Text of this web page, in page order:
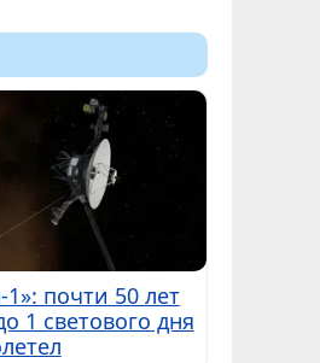
почти 50 лет
1 светового дня